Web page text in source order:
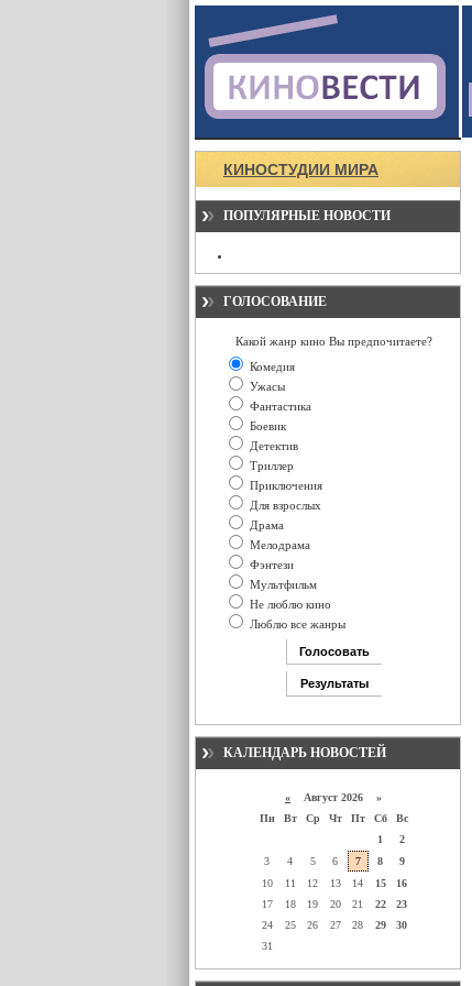
КИНОСТУДИИ МИРА
ПОПУЛЯРНЫЕ НОВОСТИ
ГОЛОСОВАНИЕ
Какой жанр кино Вы предпочитаете?
Комедия
Ужасы
Фантастика
Боевик
Детектив
Триллер
Приключения
Для взрослых
Драма
Мелодрама
Фэнтези
Мультфильм
Не люблю кино
Люблю все жанры
КАЛЕНДАРЬ НОВОСТЕЙ
« Август 2026 »
Пн
Вт Ср Чт Пт Сб
Вс
1
2
3
4 5 6 7 8
9
10
11 12 13 14 15
16
17
18 19 20 21 22
23
24
25 26 27 28 29
30
31